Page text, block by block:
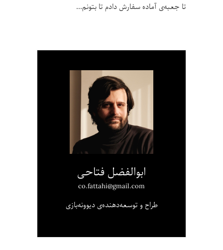
تا جعبه‌ی آماده سفارش دادم تا بتونم
ابوالفضل فتاحی
co.fattahi@gmail.com
طراح و توسعه‌دهنده‌ی دیوونه‌بازی